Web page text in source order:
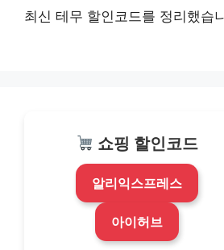
최신 테무 할인코드를 정리했습
쇼핑 할인코드
알리익스프레스
아이허브